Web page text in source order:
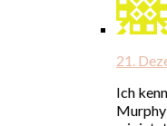
21.
Ich
Murphy